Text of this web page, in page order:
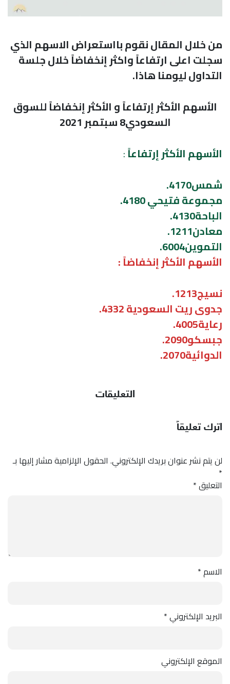
من خلال المقال نقوم بااستعراض الاسهم الذي
سجلت اعلى ارتفاعاً واكثر إنخفاضاً خلال جلسة
التداول ليومنا هاذا.
الأسهم الأكثر إرتفاعاً و الأكثر إنخفاضاً للسوق
السعودي8 سبتمبر 2021
الأسهم الأكثر إرتفاعاً:
شمس4170.
مجموعة فتيحي 4180.
الباحة4130.
معادن1211.
التموين6004.
الأسهم الأكثر إنخفاضاً :
نسيج1213.
جدوى ريت السعودية 4332.
رعاية4005.
جبسكو2090.
الدوائية2070.
التعليقات
اترك تعليقاً
لن يتم نشر عنوان بريدك الإلكتروني. الحقول الإلزامية مشار إليها بـ
*
التعليق*
الاسم*
البريد الإلكتروني*
الموقع الإلكتروني